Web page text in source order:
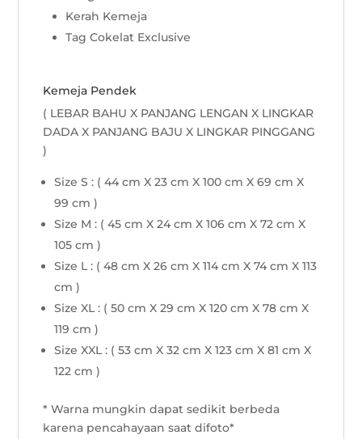
Kerah Kemeja
Tag Cokelat Exclusive
Kemeja Pendek
( LEBAR BAHU X PANJANG LENGAN X LINGKAR
DADA X PANJANG BAJU X LINGKAR PINGGANG
)
Size S : ( 44 cm X 23 cm X 100 cm X 69 cm X
99 cm )
Size M : ( 45 cm X 24 cm X 106 cm X 72 cm X
105 cm )
Size L : ( 48 cm X 26 cm X 114 cm X 74 cm X 113
cm )
Size XL : ( 50 cm X 29 cm X 120 cm X 78 cm X
119 cm )
Size XXL : ( 53 cm X 32 cm X 123 cm X 81 cm X
122 cm )
* Warna mungkin dapat sedikit berbeda
karena pencahayaan saat difoto*